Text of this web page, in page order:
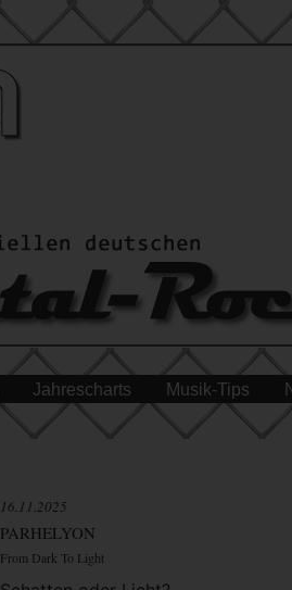
Jahrescharts Musik-Tips
16.11.2025
PARHELYON
From Dark To Light